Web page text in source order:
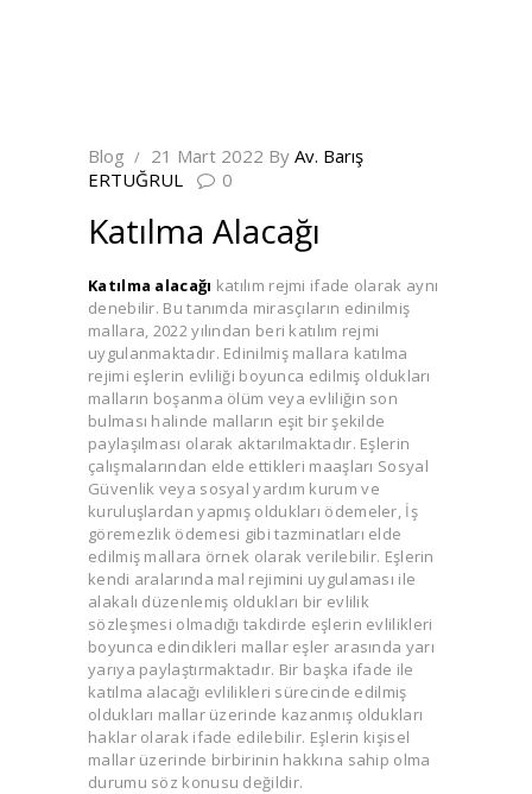
Blog 21 Mart 2022 By Av. Barış
ERTUĞRUL
0
Katılma Alacağı
Katılma alacağı katılım rejmi ifade olarak aynı
denebilir. Bu tanımda mirasçıların edinilmiş
mallara, 2022 yılından beri katılım rejmi
uygulanmaktadır. Edinilmiş mallara katılma
rejimi eşlerin evliliği boyunca edilmiş oldukları
malların boşanma ölüm veya evliliğin son
bulması halinde malların eşit bir şekilde
paylaşılması olarak aktarılmaktadır. Eşlerin
çalışmalarından elde ettikleri maaşları Sosyal
Güvenlik veya sosyal yardım kurum ve
kuruluşlardan yapmış oldukları ödemeler, İş
göremezlik ödemesi gibi tazminatları elde
edilmiş mallara örnek olarak verilebilir. Eşlerin
kendi aralarında mal rejimini uygulaması ile
alakalı düzenlemiş oldukları bir evlilik
sözleşmesi olmadığı takdirde eşlerin evlilikleri
boyunca edindikleri mallar eşler arasında yarı
yarıya paylaştırmaktadır. Bir başka ifade ile
katılma alacağı evlilikleri sürecinde edilmiş
oldukları mallar üzerinde kazanmış oldukları
haklar olarak ifade edilebilir. Eşlerin kişisel
mallar üzerinde birbirinin hakkına sahip olma
durumu söz konusu değildir.